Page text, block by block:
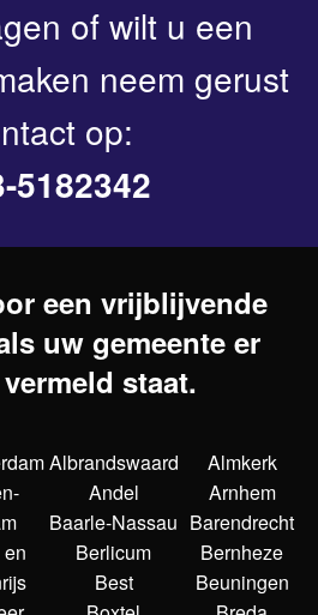
of wilt u een
neem gerust
op:
5182342
een vrijblijvende
uw gemeente er
staat.
Albrandswaard
Almkerk
Andel
Arnhem
Baarle-Nassau Barendrecht
Berlicum
Bernheze
Best
Beuningen